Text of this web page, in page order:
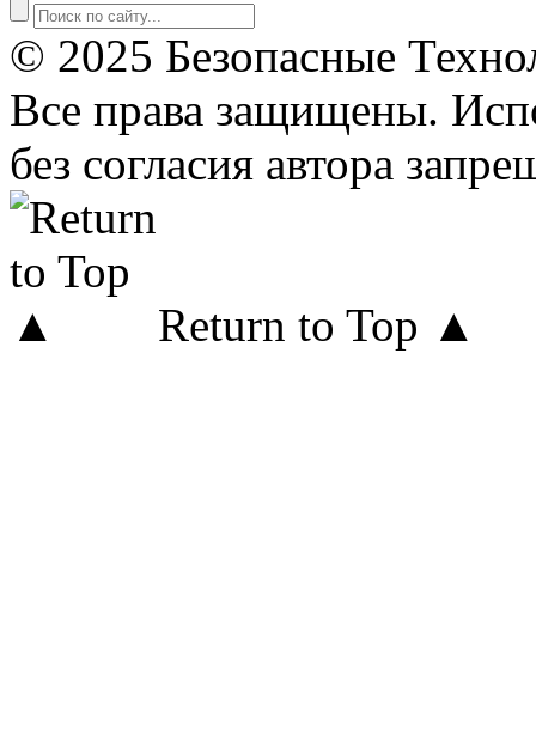
© 2025 Безопасные
Все права защищены.
без согласия автора
Return to Top ▲